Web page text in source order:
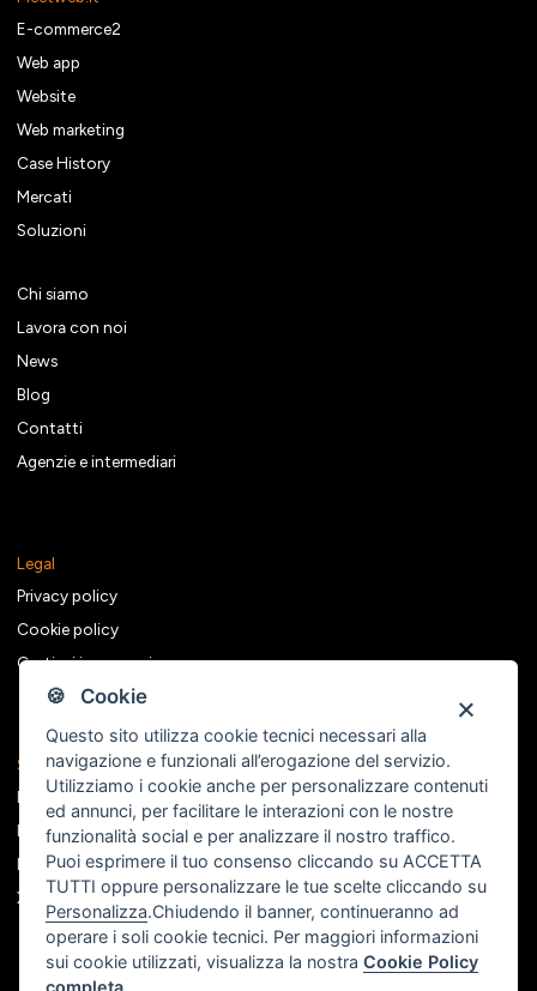
🍪 Cookie
Questo sito utilizza cookie tecnici necessari alla
navigazione e funzionali all’erogazione del servizio.
Utilizziamo i cookie anche per personalizzare contenuti
ed annunci, per facilitare le interazioni con le nostre
funzionalità social e per analizzare il nostro traffico.
Puoi esprimere il tuo consenso cliccando su ACCETTA
TUTTI oppure personalizzare le tue scelte cliccando su
Personalizza.Chiudendo il banner, continueranno ad
operare i soli cookie tecnici. Per maggiori informazioni
sui cookie utilizzati, visualizza la nostraCookie Policy
completa
E-commerce2
Web app
Website
Web marketing
Case History
Mercati
Soluzioni
Chi siamo
Lavora con noi
News
Blog
Contatti
Agenzie e intermediari
Legal
Privacy policy
Cookie policy
Gestisci i consensi
Seguici sui social
Facebook
Instagram
Linkedin
X